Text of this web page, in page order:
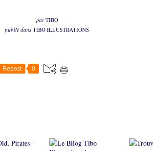
parTIBO
publié dans TIBO ILLUSTRATIONS
Repost 0